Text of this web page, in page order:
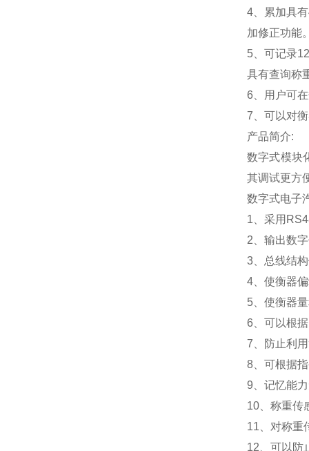
4 、累加具
加修正功能
5 、可记录
具有查询称
6 、用户可
7 、可以对
产品简介:
数字式模块
其调试更方
数字式电子
1 、采用
2 、输出数
3 、总线结
4 、使衡器
5 、使衡器
6 、可以根
7 、防止利
8 、可根据
9 、记忆能
10 、称重
11 、对称
12 、可以